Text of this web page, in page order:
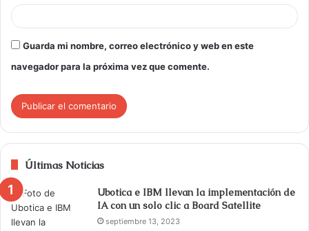
Guarda mi nombre, correo electrónico y web en este
navegador para la próxima vez que comente.
Últimas Noticias
Ubotica e IBM llevan la implementación de
IA con un solo clic a Board Satellite
septiembre 13, 2023